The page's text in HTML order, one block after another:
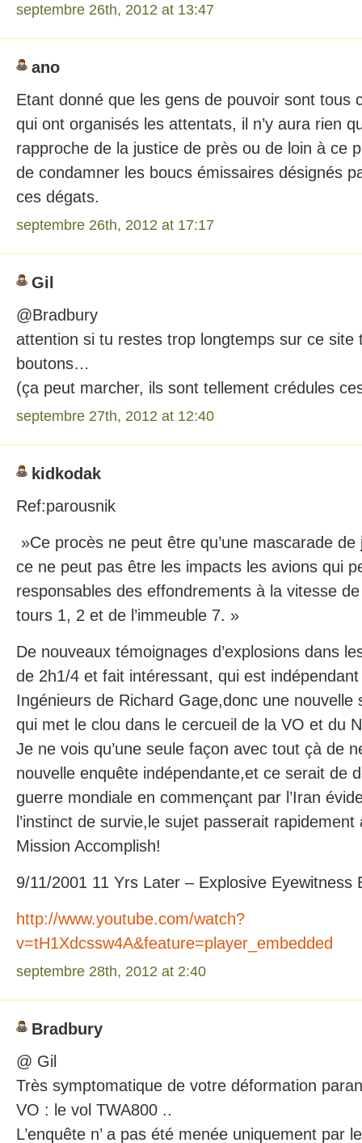
septembre 26th, 2012 at 13:47
ano
Etant donné que les gens de pouvoir sont tous
qui ont organisés les attentats, il n’y aura rien
rapproche de la justice de près ou de loin à ce
de condamner les boucs émissaires désignés
ces dégats.
septembre 26th, 2012 at 17:17
Gil
@Bradbury
attention si tu restes trop longtemps sur ce site
boutons…
(ça peut marcher, ils sont tellement crédules
septembre 27th, 2012 at 12:40
kidkodak
Ref:parousnik
»Ce procès ne peut être qu’une mascarade
ce ne peut pas être les impacts les avions qui
responsables des effondrements à la vitesse
tours 1, 2 et de l’immeuble 7. »
De nouveaux témoignages d’explosions dans
de 2h1/4 et fait intéressant, qui est
Ingénieurs de Richard Gage,donc une nouvelle
qui met le clou dans le cercueil de la VO et du
Je ne vois qu’une seule façon avec tout çà de
nouvelle enquête indépendante,et ce serait de
guerre mondiale en commençant par l’Iran
l’instinct de survie,le sujet passerait
Mission Accomplish!
9/11/2001 11 Yrs Later – Explosive Eyewitness
http://www.youtube.com/watch?
v=tH1Xdcssw4A&feature=player_embedded
septembre 28th, 2012 at 2:40
Bradbury
@ Gil
Très symptomatique de votre déformation
VO : le vol TWA800 ..
L’enquête n’ a pas été menée uniquement par